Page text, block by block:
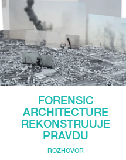
FORENSIC
ARCHITECTURE
REKONSTRUUJE
PRAVDU
ROZHOVOR